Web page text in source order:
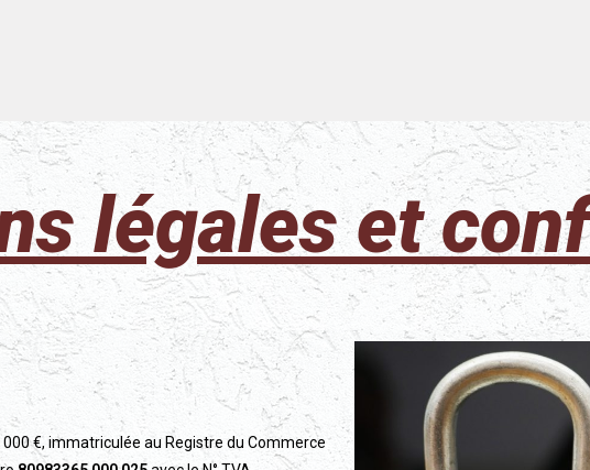
légales et
000 €, immatriculée au Registre du Commerce